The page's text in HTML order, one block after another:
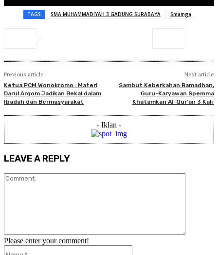
TAGS SMA MUHAMMADIYAH 3 GADUNG SURABAYA Smamga
Previous article
Ketua PCM Wonokromo : Materi
Darul Arqom Jadikan Bekal dalam
Ibadah dan Bermasyarakat
Next article
Sambut Keberkahan Ramadhan,
Guru-Karyawan Spemma
Khatamkan Al-Qur’an 3 Kali
- Iklan -
LEAVE A REPLY
Please enter your comment!